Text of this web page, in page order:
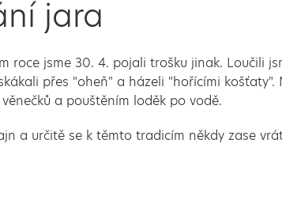
jara
roce jsme 30. 4. pojali trošku jinak. Loučili
přes "oheň" a házeli "hořícími
a pouštěním loděk po vodě.
a určitě se k těmto tradicím někdy zase